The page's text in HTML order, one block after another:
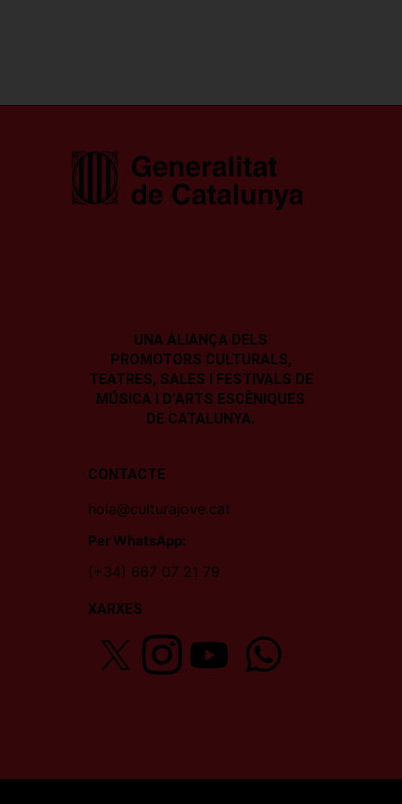
UNA ALIANÇA DELS
PROMOTORS CULTURALS,
TEATRES, SALES I FESTIVALS DE
MÚSICA I D’ARTS ESCÈNIQUES
DE CATALUNYA.
CONTACTE
hola@culturajove.cat
Per WhatsApp:
(+34) 667 07 21 79
XARXES